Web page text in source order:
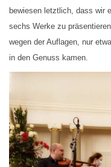
bewiesen letztlich, dass wir
sechs Werke zu
wegen der Auflagen, nur
in den Genuss kamen.